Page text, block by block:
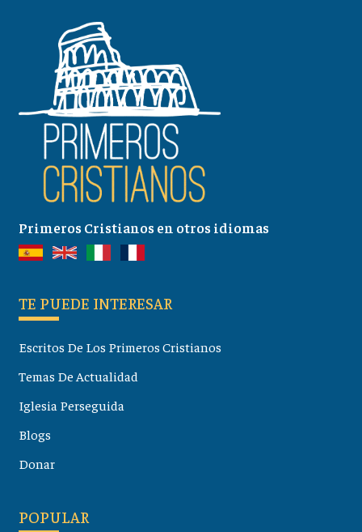
Primeros Cristianos en otros idiomas
TE PUEDE INTERESAR
Escritos De Los Primeros Cristianos
Temas De Actualidad
Iglesia Perseguida
Blogs
Donar
POPULAR